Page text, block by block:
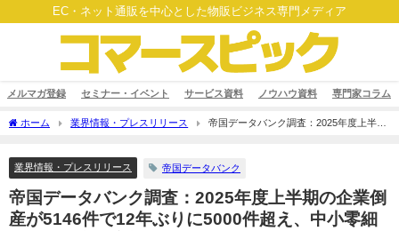
EC・ネット通販を中心とした物販ビジネス専門メディア
メルマガ登録 セミナー・イベント サービス資料 ノウハウ資料 専門家コラム
ホーム 業界情報・プレスリリース
帝国データバンク調査：2025年度上半期
業界情報・プレスリリース 帝国データバンク
帝国データバンク調査：2025年度上半期の企業倒
産が5146件で12年ぶりに5000件超え、中小零細